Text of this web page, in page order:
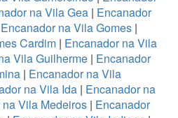
na Vila Gea| Encanador
Encanador na Vila Gomes|
Cardim| Encanador na Vila
Vila Guilherme| Encanador
| Encanador na Vila
na Vila Ida| Encanador na
Vila Medeiros| Encanador